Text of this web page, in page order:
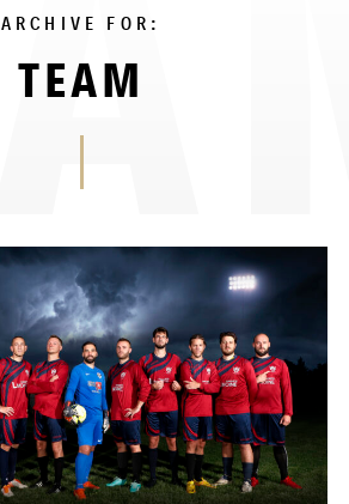
ARCHIVE FOR:
TEAM